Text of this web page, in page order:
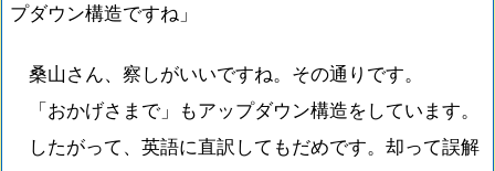
プダウン構造ですね」
桑山さん、察しがいいですね。その通りです。
「おかげさまで」もアップダウン構造をしています。
したがって、英語に直訳してもだめです。却って誤解